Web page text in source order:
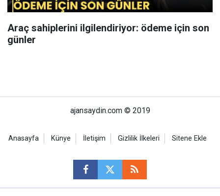
Araç sahiplerini ilgilendiriyor: ödeme için son
günler
ajansaydin.com © 2019
Anasayfa Künye İletişim Gizlilik İlkeleri Sitene Ekle